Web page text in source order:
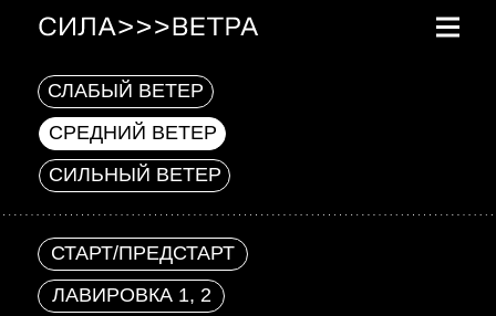
СЛАБЫЙ ВЕТЕР
СРЕДНИЙ ВЕТЕР
СИЛЬНЫЙ ВЕТЕР
ЛАВИРОВКА 1, 2
СТАРТ/ПРЕДСТАРТ